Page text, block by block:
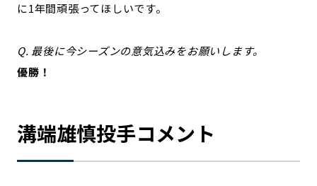
に1年間頑張ってほしいです。
Q. 最後に今シーズンの意気込みをお願いします。
優勝！
溝端雄慎投手コメント